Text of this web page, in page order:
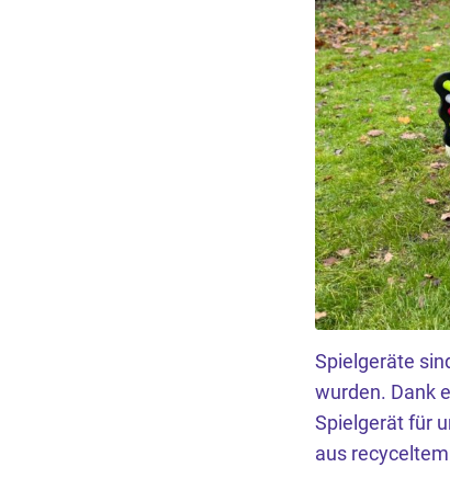
Spielgeräte
wurden. Dank
Spielgerät für
aus